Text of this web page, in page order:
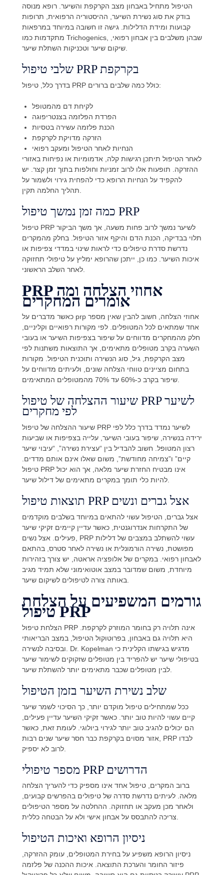
הטיפול מתחיל באבחון מצב הקרקפת והשיער. רופא מנוסה
בודק את סוג נשירת השיער, ההיסטוריה הרפואית, תרופות
קבועות ומידת הדלילות. גישה זו חשובה במיוחד במרפאות
מתקדמות כמו Trichogenics, שבהן משלבים בין אבחון רפואי,
שיקום שיער וטכניקות השתלת שיער.
שלבי טיפול PRP בקרקפת
בדרך כלל, טיפול PRP כולל כמה שלבים ברורים:
לקיחת דם מהמטופל
הפרדת הפלזמה בצנטריפוגה
הכנת פלזמה עשירה בטסיות
הזרקה מדויקת לקרקפת
הנחיות לאחר הטיפול ומעקב רפואי
לאחר הטיפול תיתכן רגישות קלה, אדמומיות או נפיחות באזורי
ההזרקה. תופעות אלו לרוב זמניות וחולפות בתוך זמן קצר. יש
להקפיד על הנחיות הרופא כדי להפחית גירוי ולשמור על
כמה זמן נמשך טיפול PRP
טיפול PRP לשיער נמשך לרוב פחות משעה, אך משך הביקור
תלוי בבדיקה, הכנת הדם והיקף אזור הטיפול. בחלק מהמקרים
נדרשת סדרת טיפולים כדי לראות שינוי במדדי צפיפות או
איכות השיער. כמו כן, ייתכן שהרופא ימליץ על טיפולי תחזוקה
לאחר השלב הראשוני.
PRP אחוזי הצלחה ומה
אומרים המחקרים
כאשר מדברים על prp אחוזי הצלחה, חשוב להבין שאין מספר
אחד שמתאים לכל המטופלים. לפי מקורות רפואיים וקליניים,
חלק מהמחקרים מדווחים על שיפור בצפיפות השיער או בעובי
השערה בקרב מטופלים מתאימים, אך התוצאות משתנות לפי
מצב הקרקפת, גיל, סוג הנשירה ותוכנית הטיפול. מקורות
בתחום מציינים טווחי הצלחה שונים, ולעיתים מדווחים על
שיפור בקרב כ-60% עד 70% מהמטופלים המתאימים.
שיעור ההצלחה של טיפול PRP לשיער
לפי מחקרים
שיעור ההצלחה של טיפול PRP לשיער נמדד בדרך כלל לפי
ירידה בנשירה, שיפור בעובי השיער, עלייה בצפיפות או שביעות
רצון המטופל. חשוב להבדיל בין “עצירת נשירה”, “עיבוי שיער
קיים” ו”צמיחה מחודשת”, משום שאלו אינם אותם מדדים.
טיפול PRP אינו מבטיח החזרת שיער מלאה, אך הוא יכול
להיות כלי תומך במקרים מתאימים של דילול שיער.
תוצאות טיפול PRP אצל גברים ונשים
אצל גברים, הטיפול עשוי להתאים במיוחד בשלבים מוקדמים
של התקרחות אנדרוגנטית, כאשר עדיין קיימים זקיקי שיער
פעילים. אצל נשים, PRP עשוי להשתלב במצבים של דלילות
מפושטת, נשירה הורמונלית או נשירה לאחר סטרס, בהתאם
לאבחון רפואי. במקרים של אלופציה אראטה, יש צורך בזהירות
מיוחדת, משום שמדובר במצב אוטואימוני שלא תמיד מגיב
באותה צורה לטיפולים לשיקום שיער.
גורמים המשפיעים על הצלחת
טיפול PRP
הצלחת טיפול PRP אינה תלויה רק בחומר המוזרק לקרקפת.
היא תלויה גם באבחון, בפרוטוקול הטיפול, במצב הבריאותי
ובסיבה לנשירה. Dr. Kopelman מדגיש בגישתו הקלינית כי
בטיפולי שיער יש להפריד בין מטופלים שזקוקים לשימור שיער
לבין מטופלים שכבר מתאימים יותר להשתלת שיער.
שלב נשירת השיער בזמן הטיפול
ככל שמתחילים טיפול מוקדם יותר, כך הסיכוי לשמר שיער
קיים עשוי להיות טוב יותר. כאשר זקיקי השיער עדיין פעילים,
הם יכולים להגיב טוב יותר לגירוי ביולוגי. לעומת זאת, כאשר
אזור מסוים בקרקפת כבר חסר שיער שנים רבות, PRP לבדו
לרוב לא יספיק.
מספר טיפולי PRP הדרושים
ברוב המקרים, טיפול אחד אינו מספיק כדי להעריך הצלחה
מלאה. לעיתים נדרשת סדרה של טיפולים בהפרשים קבועים,
ולאחר מכן מעקב או תחזוקה. ההחלטה על מספר הטיפולים
צריכה להתבסס על אבחון אישי ולא על הבטחה כללית.
ניסיון הרופא ואיכות הטיפול
ניסיון הרופא משפיע על בחירת המטופלים, עומק ההזרקה,
פיזור החומר והערכת התוצאה. איכות ההכנה של פלזמה